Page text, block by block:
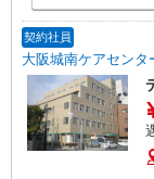
契約社員
大阪城南ケアセンタ